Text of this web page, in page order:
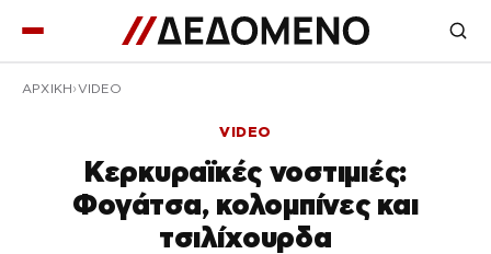
ΑΡΧΙΚΉ VIDEO
VIDEO
Κερκυραϊκές νοστιμιές:
Φογάτσα, κολομπίνες και
τσιλίχουρδα